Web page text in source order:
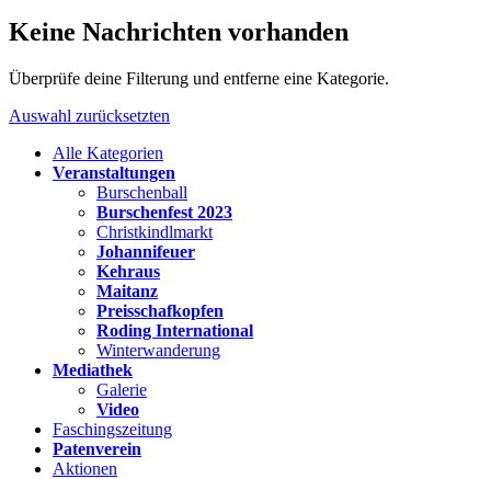
Keine Nachrichten vorhanden
Überprüfe deine Filterung und entferne eine Kategorie.
Auswahl zurücksetzten
Alle Kategorien
Veranstaltungen
Burschenball
Burschenfest 2023
Christkindlmarkt
Johannifeuer
Kehraus
Maitanz
Preisschafkopfen
Roding International
Winterwanderung
Mediathek
Galerie
Video
Faschingszeitung
Patenverein
Aktionen